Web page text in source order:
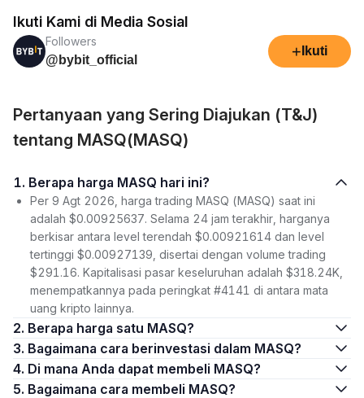
Ikuti Kami di Media Sosial
Followers
@bybit_official
+ Ikuti
Pertanyaan yang Sering Diajukan (T&J)
tentang MASQ(MASQ)
1. Berapa harga MASQ hari ini?
Per 9 Agt 2026, harga trading MASQ (MASQ) saat ini
adalah $0.00925637. Selama 24 jam terakhir, harganya
berkisar antara level terendah $0.00921614 dan level
tertinggi $0.00927139, disertai dengan volume trading
$291.16. Kapitalisasi pasar keseluruhan adalah $318.24K,
menempatkannya pada peringkat #4141 di antara mata
uang kripto lainnya.
2. Berapa harga satu MASQ?
3. Bagaimana cara berinvestasi dalam MASQ?
4. Di mana Anda dapat membeli MASQ?
5. Bagaimana cara membeli MASQ?